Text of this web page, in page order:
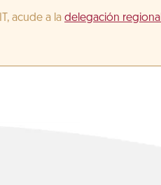
acude a la delegación regional